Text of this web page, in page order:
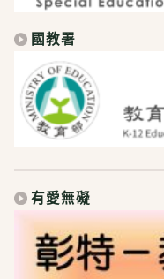
國教署
有愛無礙